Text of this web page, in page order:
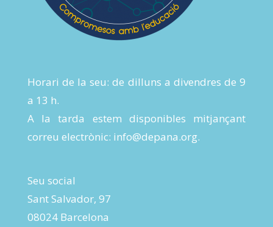
Horari de la seu: de dilluns a divendres de 9
a 13 h.
A la tarda estem disponibles mitjançant
correu electrònic: info@depana.org.
Seu social
Sant Salvador, 97
08024 Barcelona